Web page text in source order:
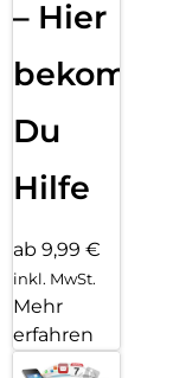
– Hier
bekommst
Du
Hilfe
ab 9,99 €
inkl. MwSt.
Mehr
erfahren